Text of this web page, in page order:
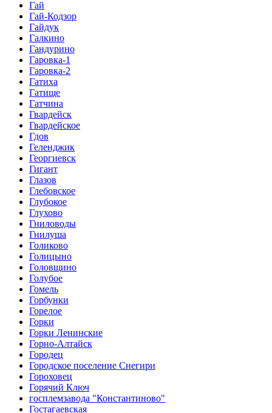
Гай
Гай-Кодзор
Гайдук
Галкино
Гандурино
Гаровка-1
Гаровка-2
Гатиха
Гатище
Гатчина
Гвардейск
Гвардейское
Гдов
Геленджик
Георгиевск
Гигант
Глазов
Глебовское
Глубокое
Глухово
Гниловоды
Гнилуша
Голиково
Голицыно
Головщино
Голубое
Гомель
Горбунки
Горелое
Горки
Горки Ленинские
Горно-Алтайск
Городец
Городское поселение Снегири
Гороховец
Горячий Ключ
госплемзавода "Константиново"
Гостагаевская